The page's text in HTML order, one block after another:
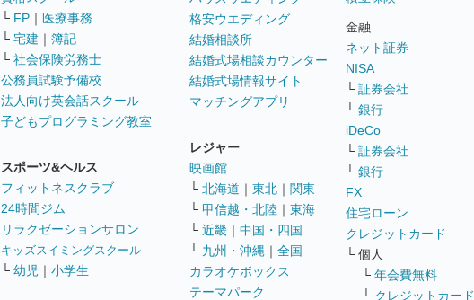
└ FP ｜ 医療事務
└ 宅建 ｜ 簿記
└ 社会保険労務士
公務員試験予備校
法人向け英会話スクール
子どもプログラミング教室
スポーツ&ヘルス
フィットネスクラブ
24時間ジム
リラクゼーションサロン
キッズスイミングスクール
└ 幼児 ｜ 小学生
格安ウエディング
結婚相談所
結婚式場相談カウンター
結婚式場情報サイト
マッチングアプリ
レジャー
映画館
└ 北海道 ｜ 東北 ｜ 関東
└ 甲信越・北陸 ｜ 東海
└ 近畿 ｜ 中国・四国
└ 九州・沖縄 ｜ 全国
カラオケボックス
テーマパーク
金融
ネット証券
NISA
└ 証券会社
└ 銀行
iDeCo
└ 証券会社
└ 銀行
FX
住宅ローン
クレジットカード
└ 個人
└ 年会費無料
└ クレジットカード